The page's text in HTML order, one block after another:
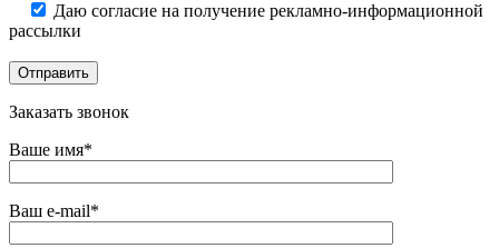
Даю согласие на получение рекламно-информационной
рассылки
Заказать звонок
Ваше имя*
Ваш e-mail*